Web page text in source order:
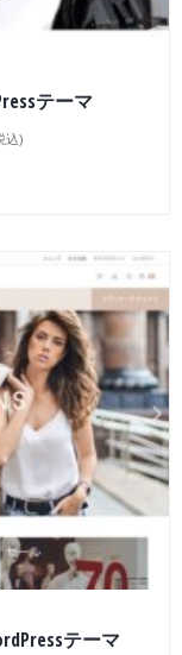
テーマ
込)
テーマ